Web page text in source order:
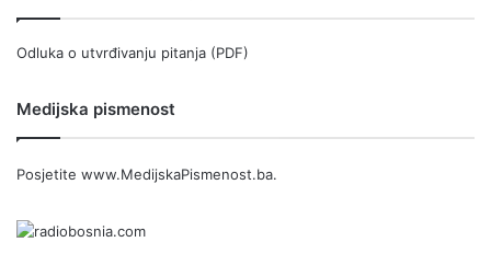
Odluka o utvrđivanju pitanja (PDF)
Medijska pismenost
Posjetite www.MedijskaPismenost.ba.